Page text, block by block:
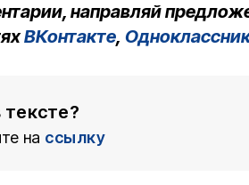
направляй
ВКонтакте,
на ссылку